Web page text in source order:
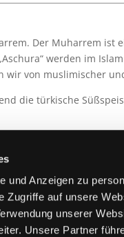
und Anzeigen zu
Zugriffe auf unsere
unserer
Unsere Partner
Der Muharrem
werden im
wir von muslimischer
die türkische